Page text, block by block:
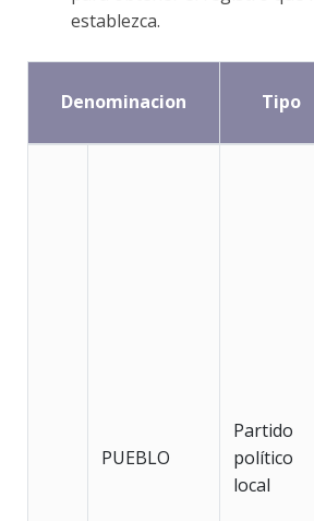
establezca.
Denominacion Tipo
PUEBLO
Partido
político
local